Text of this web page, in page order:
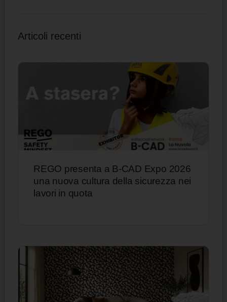
Articoli recenti
REGO presenta a B-CAD Expo 2026
una nuova cultura della sicurezza nei
lavori in quota